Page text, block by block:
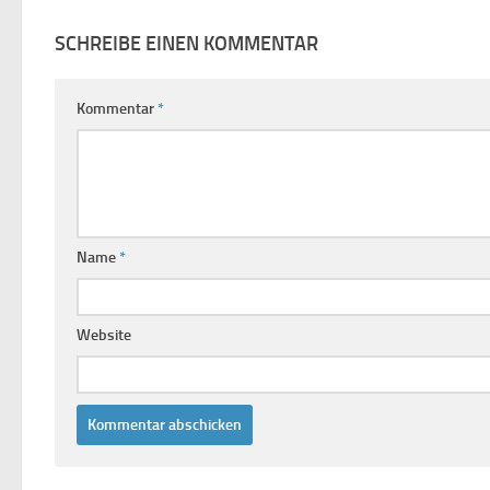
SCHREIBE EINEN KOMMENTAR
Kommentar*
Name*
Website